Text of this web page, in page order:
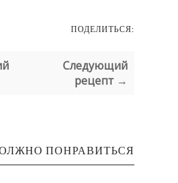
ПОДЕЛИТЬСЯ:
Следующий
рецепт →
ПОНРАВИТЬСЯ